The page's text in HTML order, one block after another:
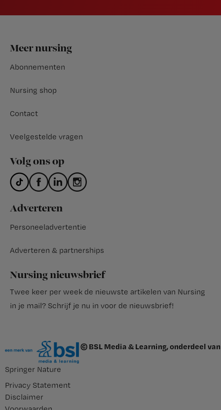
Footer
Meer nursing
Abonnementen
Nursing shop
Contact
Veelgestelde vragen
Volg ons op
Adverteren
Personeeladvertentie
Adverteren & partnerships
Nursing nieuwsbrief
Twee keer per week de nieuwste artikelen van Nursing
in je mail? Schrijf je nu in voor de nieuwsbrief!
© BSL Media & Learning, onderdeel van
Springer Nature
Privacy Statement
Disclaimer